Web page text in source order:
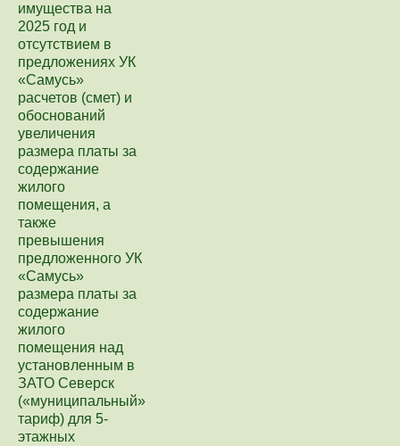
имущества на
2025 год и
отсутствием в
предложениях УК
«Самусь»
расчетов (смет) и
обоснований
увеличения
размера платы за
содержание
жилого
помещения, а
также
превышения
предложенного УК
«Самусь»
размера платы за
содержание
жилого
помещения над
установленным в
ЗАТО Северск
(«муниципальный»
тариф) для 5-
этажных